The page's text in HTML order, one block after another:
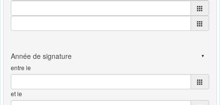
entre le
et le